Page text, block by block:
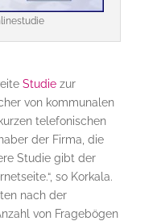
Studiezur
von kommunalen
telefonischen
der Firma, die
Studie gibt der
so Korkala.
nach der
von Fragebögen